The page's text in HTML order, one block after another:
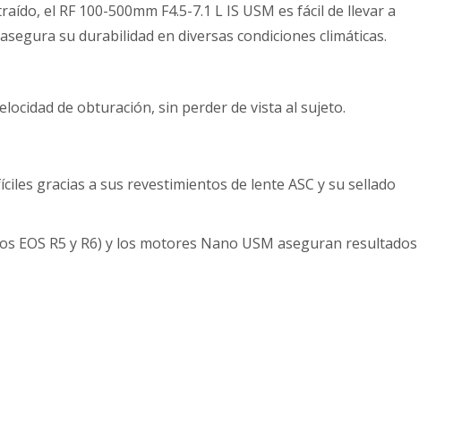
el RF 100-500mm F4.5-7.1 L IS USM es fácil de llevar a
su durabilidad en diversas condiciones climáticas.
de obturación, sin perder de vista al sujeto.
gracias a sus revestimientos de lente ASC y su sellado
EOS R5 y R6) y los motores Nano USM aseguran resultados